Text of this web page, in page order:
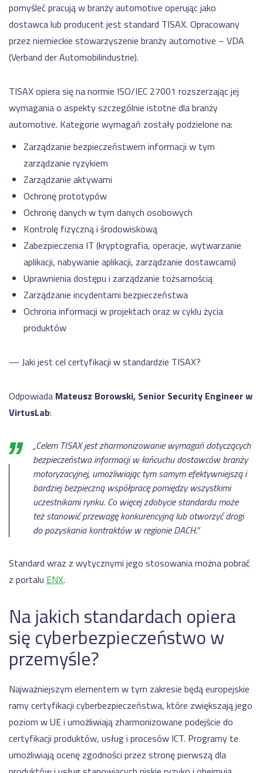
pomyśleć pracują w branży automotive operując jako
dostawca lub producent jest standard TISAX. Opracowany
przez niemieckie stowarzyszenie branży automotive – VDA
(Verband der Automobilindustrie).
TISAX opiera się na normie ISO/IEC 27001 rozszerzając jej
wymagania o aspekty szczególnie istotne dla branży
automotive. Kategorie wymagań zostały podzielone na:
Zarządzanie bezpieczeństwem informacji w tym
zarządzanie ryzykiem
Zarządzanie aktywami
Ochronę prototypów
Ochronę danych w tym danych osobowych
Kontrolę fizyczną i środowiskową
Zabezpieczenia IT (kryptografia, operacje, wytwarzanie
aplikacji, nabywanie aplikacji, zarządzanie dostawcami)
Uprawnienia dostępu i zarządzanie tożsamością
Zarządzanie incydentami bezpieczeństwa
Ochrona informacji w projektach oraz w cyklu życia
produktów
— Jaki jest cel certyfikacji w standardzie TISAX?
Odpowiada Mateusz Borowski, Senior Security Engineer w
VirtusLab:
„Celem TISAX jest zharmonizowanie wymagań dotyczących
bezpieczeństwa informacji w łańcuchu dostawców branży
motoryzacyjnej, umożliwiając tym samym efektywniejszą i
bardziej bezpieczną współpracę pomiędzy wszystkimi
uczestnikami rynku. Co więcej zdobycie standardu może
też stanowić przewagę konkurencyjną lub otworzyć drogi
do pozyskania kontraktów w regionie DACH.”
Standard wraz z wytycznymi jego stosowania można pobrać
z portalu ENX.
Na jakich standardach opiera
się cyberbezpieczeństwo w
przemyśle?
Najważniejszym elementem w tym zakresie będą europejskie
ramy certyfikacji cyberbezpieczeństwa, które zwiększają jego
poziom w UE i umożliwiają zharmonizowane podejście do
certyfikacji produktów, usług i procesów ICT. Programy te
umożliwiają ocenę zgodności przez stronę pierwszą dla